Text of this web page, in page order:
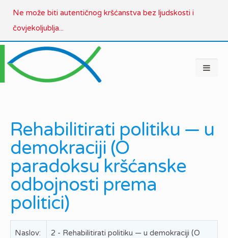
Ne može biti autentičnog kršćanstva bez ljudskosti i
čovjekoljublja...
Rehabilitirati politiku — u
demokraciji (O
paradoksu kršćanske
odbojnosti prema
politici)
Naslov:
2 - Rehabilitirati politiku — u demokraciji (O